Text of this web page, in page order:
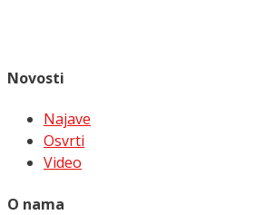
Novosti
Najave
Osvrti
Video
O nama